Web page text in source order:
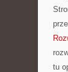
tu